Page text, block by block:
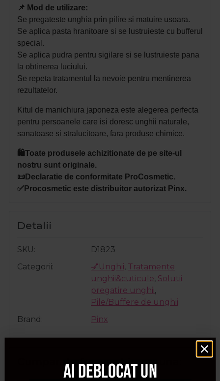
📌 Mod de utilizare:
Se pregateste unghia prin pilire si matuire usoara.
Se aplica pasta hranitoare si se lustruieste cu bufferul
special.
Se aplica pudra pentru sigilare si se lustruieste pana
la obtinerea luciului.
Se repeta tratamentul la nevoie pentru mentinerea
rezultatelor.
Kitul de manichiura japoneza este alegerea perfecta
pentru persoanele care isi doresc unghii naturale,
sanatoase si stralucitoare, fara produse chimice.
🛍️Toate produsele achizitionate de pe site-ul
nostru sunt originale.
📜Declaratie de conformitate ProCosmetic.
✅Procosmetic este distribuitor autorizat Pinx.
Detalii
SKU
D1823
Categorii
💅Unghii, Tratamente
unghii&cuticule, Solutii
pregatire unghii,
Pile/Buffere de unghii
Brand
Pinx
Cumparate frecvent impreuna:
Ai deblocat un